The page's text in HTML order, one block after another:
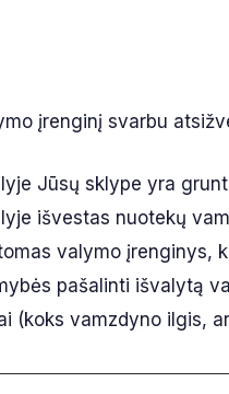
įrenginį svarbu
Jūsų sklype yra
išvestas nuotekų
valymo įrenginys,
pašalinti išvalytą
(koks vamzdyno ilgis,